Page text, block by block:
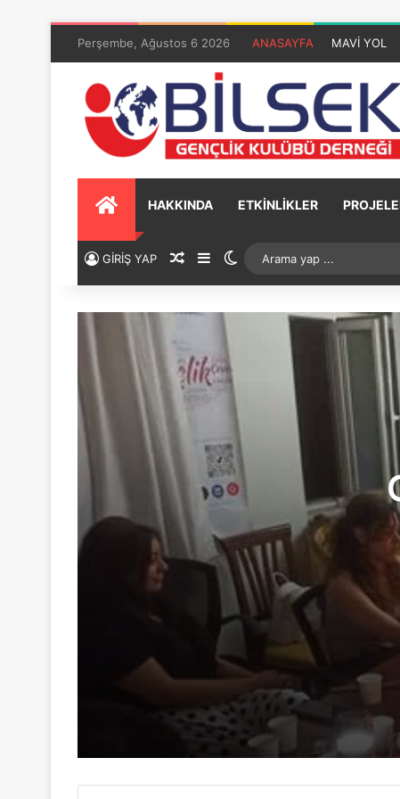
Perşembe, Ağustos 6 2026 ANASAYFA MAVİ YOL
HAKKINDA ETKİNLİKLER
GİRİŞ YAP
Genç Kalemler Gönüllere Dokundu